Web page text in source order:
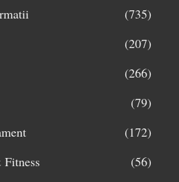
(735)
(207)
(266)
(79)
(172)
(56)